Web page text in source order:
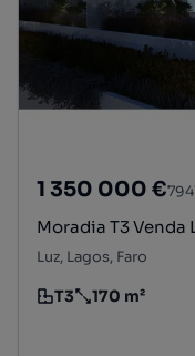
1 350 000 €
Moradia T3 Venda
Luz, Lagos, Faro
Tipologia
T3
Preço por metro
170 m²